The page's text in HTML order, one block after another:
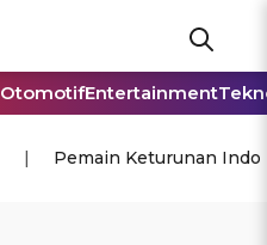
OtomotifEntertainment
Pemain Keturunan